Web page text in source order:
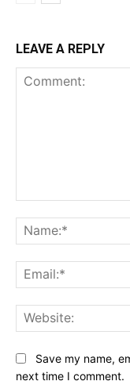
LEAVE A REPLY
Save my name,
next time I comment.